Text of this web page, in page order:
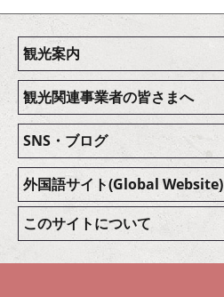
観光案内
観光関連事業者の皆さまへ
SNS・ブログ
外国語サイト(Global Website)
このサイトについて